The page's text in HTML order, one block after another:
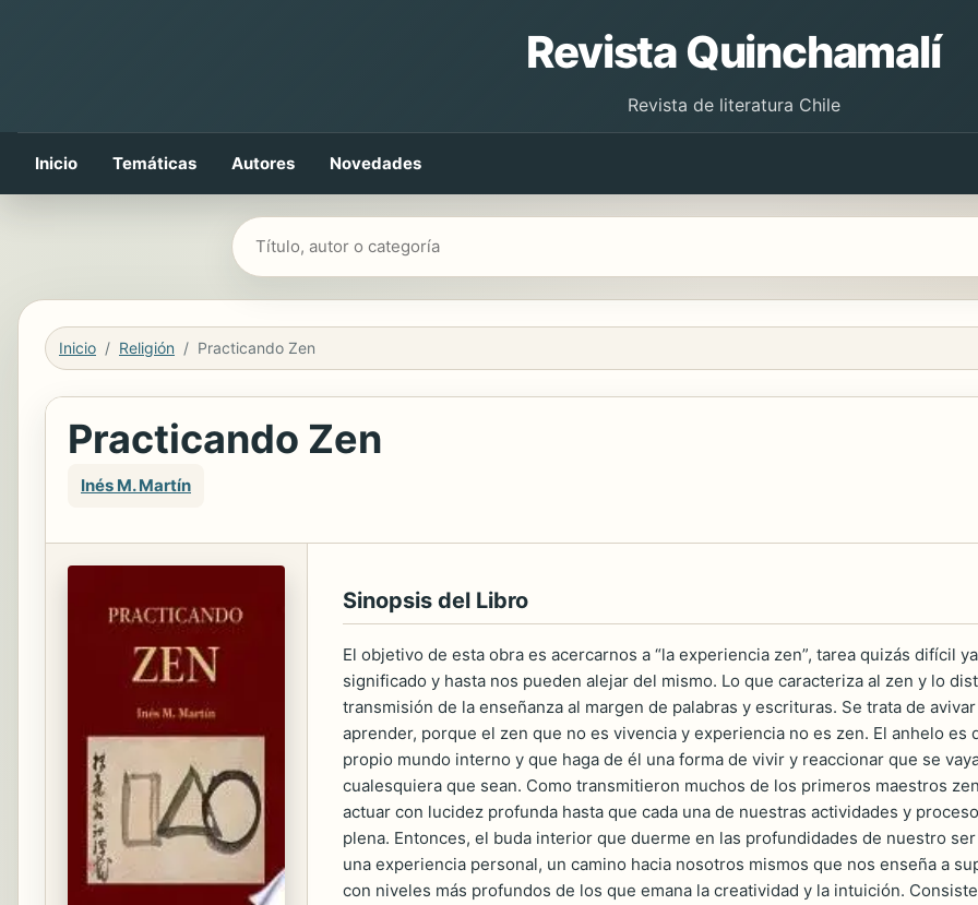
Revista Quinchamalí
Revista de literatura Chile
Inicio Temáticas Autores Novedades
Buscar libros
Inicio Religión Practicando Zen
Practicando Zen
Inés M. Martín
Sinopsis del Libro
El objetivo de esta obra es acercarnos a “la experiencia zen”, tarea quizás difícil
significado y hasta nos pueden alejar del mismo. Lo que caracteriza al zen y lo
transmisión de la enseñanza al margen de palabras y escrituras. Se trata de
aprender, porque el zen que no es vivencia y experiencia no es zen. El anhelo
propio mundo interno y que haga de él una forma de vivir y reaccionar que se
cualesquiera que sean. Como transmitieron muchos de los primeros maestros
actuar con lucidez profunda hasta que cada una de nuestras actividades y
plena. Entonces, el buda interior que duerme en las profundidades de nuestro
una experiencia personal, un camino hacia nosotros mismos que nos enseña a
con niveles más profundos de los que emana la creatividad y la intuición.